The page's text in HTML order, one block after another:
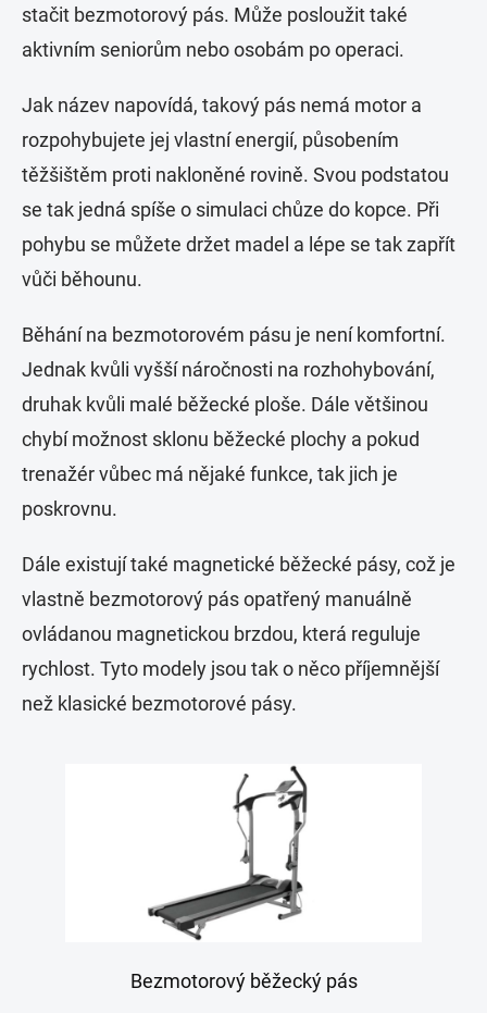
stačit bezmotorový pás. Může posloužit také
aktivním seniorům nebo osobám po operaci.
Jak název napovídá, takový pás nemá motor a
rozpohybujete jej vlastní energií, působením
těžšištěm proti nakloněné rovině. Svou podstatou
se tak jedná spíše o simulaci chůze do kopce. Při
pohybu se můžete držet madel a lépe se tak zapřít
vůči běhounu.
Běhání na bezmotorovém pásu je není komfortní.
Jednak kvůli vyšší náročnosti na rozhohybování,
druhak kvůli malé běžecké ploše. Dále většinou
chybí možnost sklonu běžecké plochy a pokud
trenažér vůbec má nějaké funkce, tak jich je
poskrovnu.
Dále existují také magnetické běžecké pásy, což je
vlastně bezmotorový pás opatřený manuálně
ovládanou magnetickou brzdou, která reguluje
rychlost. Tyto modely jsou tak o něco příjemnější
než klasické bezmotorové pásy.
Bezmotorový běžecký pás